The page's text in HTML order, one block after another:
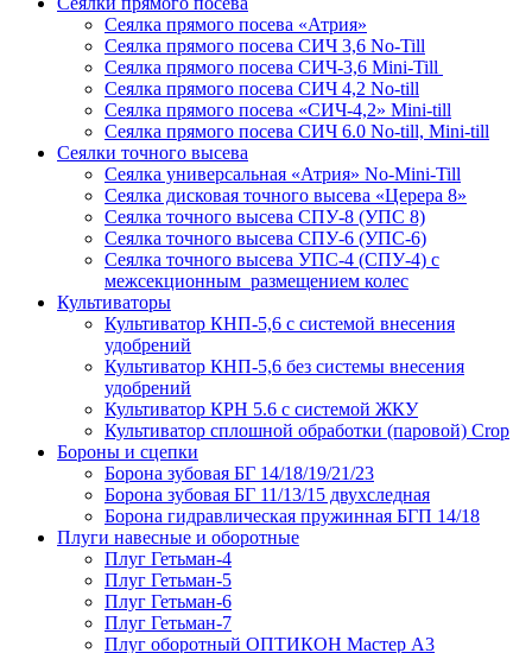
Сеялка прямого посева «Атрия»
Сеялка прямого посева СИЧ 3,6 No-Till
Сеялка прямого посева СИЧ-3,6 Mini-Till
Сеялка прямого посева СИЧ 4,2 No-till
Сеялка прямого посева «СИЧ-4,2» Mini-till
Сеялка прямого посева СИЧ 6.0 No-till, Mini-till
Сеялки точного высева
Сеялка универсальная «Атрия» No-Mini-Till
Сеялка дисковая точного высева «Церера 8»
Сеялка точного высева СПУ-8 (УПС 8)
Сеялка точного высева СПУ-6 (УПС-6)
Сеялка точного высева УПС-4 (СПУ-4) с
межсекционным размещением колес
Культиваторы
Культиватор КНП-5,6 с системой внесения
удобрений
Культиватор КНП-5,6 без системы внесения
удобрений
Культиватор КРН 5.6 с системой ЖКУ
Культиватор сплошной обработки (паровой) Crop
Бороны и сцепки
Борона зубовая БГ 14/18/19/21/23
Борона зубовая БГ 11/13/15 двухследная
Борона гидравлическая пружинная БГП 14/18
Плуги навесные и оборотные
Плуг Гетьман-4
Плуг Гетьман-5
Плуг Гетьман-6
Плуг Гетьман-7
Плуг оборотный ОПТИКОН Мастер А3